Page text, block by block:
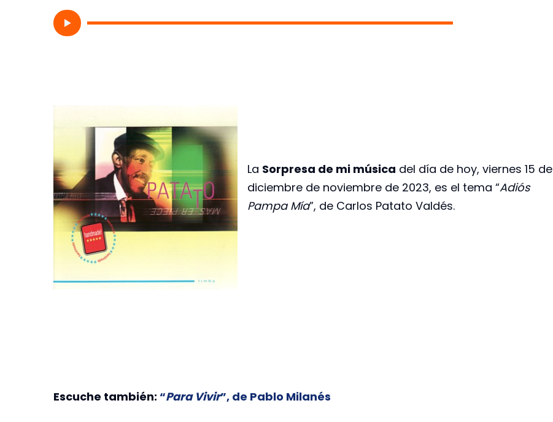
La Sorpresa de mi música del día de hoy, viernes 15 de
diciembre de noviembre de 2023, es el tema “Adiós
Pampa Mía”, de Carlos Patato Valdés.
Escuche también: “Para Vivir”, de Pablo Milanés